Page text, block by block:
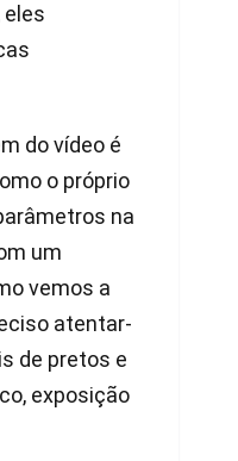
do vídeo é
o próprio
na
um
vemos a
atentar-
de pretos e
exposição